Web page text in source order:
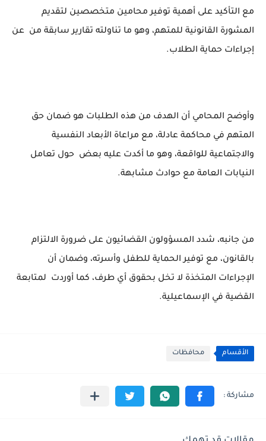
مع التأكيد على أهمية توفير محامين متخصصين لتقديم
المشورة القانونية للمتهم، وهو ما تناولته تقارير سابقة من عن
إجراءات حماية الطلاب.
وأوضح المحامي أن الهدف من هذه الطلبات هو ضمان حق
المتهم في محاكمة عادلة، مع مراعاة الأبعاد النفسية
والاجتماعية للواقعة، وهو ما أكدت عليه بعض حول تعامل
النيابات العامة مع حوادث مشابهة.
من جانبه، شدد المسؤولون القضائيون على ضرورة الالتزام
بالقانون، مع توفير الحماية للطفل وأسرته، وضمان أن
الإجراءات المتخذة لا تخل بحقوق أي طرف، كما أوردت لمتابعة
القضية في الإسماعيلية.
الأقسام محافظات